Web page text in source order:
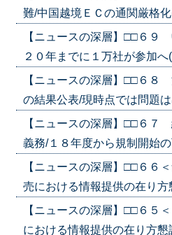
難/中国越境ＥＣの通関厳格
【ニュースの深層】□□６９
２０年までに１万社が参加へ
【ニュースの深層】□□６８
の結果公表/現時点では問題
【ニュースの深層】□□６
義務/１８年度から規制開始
【ニュースの深層】□□６６
売における情報提供の在り
【ニュースの深層】□□６５
における情報提供の在り方